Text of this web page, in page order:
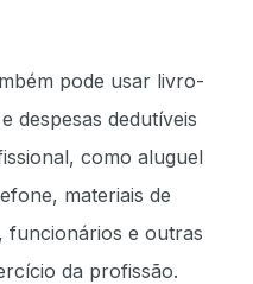
pode usar livro-
despesas dedutíveis
como aluguel
materiais de
funcionários e outras
da profissão.